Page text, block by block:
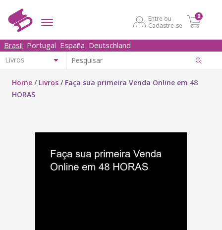
Entre ou
Cadastre-se
0
Brasil Portugal España Deutschland
Home / Livros / Faça sua primeira Venda Online em 48
HORAS